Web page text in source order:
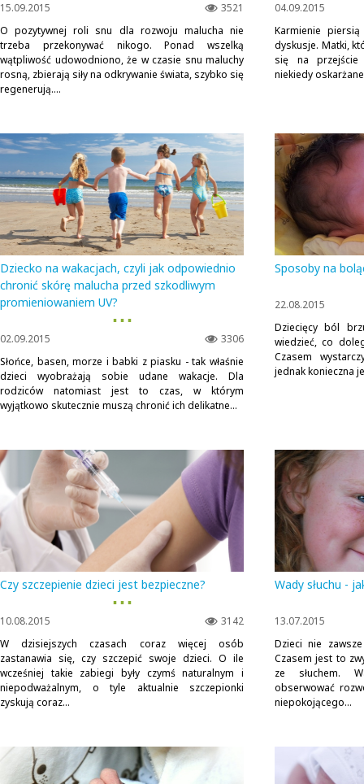
3521
15.09.2015
O pozytywnej roli snu dla rozwoju malucha nie
trzeba przekonywać nikogo. Ponad wszelką
wątpliwość udowodniono, że w czasie snu maluchy
rosną, zbierają siły na odkrywanie świata, szybko się
regenerują....
04.09.2015
Karmienie
dyskusje. Matki,
się na
niekiedy
Dziecko na wakacjach, czyli jak odpowiednio
chronić skórę malucha przed szkodliwym
promieniowaniem UV?
▪ ▪ ▪
3306
02.09.2015
Słońce, basen, morze i babki z piasku - tak właśnie
dzieci wyobrażają sobie udane wakacje. Dla
rodziców natomiast jest to czas, w którym
wyjątkowo skutecznie muszą chronić ich delikatne...
Sposoby na
22.08.2015
Dziecięcy ból
wiedzieć, co
Czasem
jednak konieczna
Czy szczepienie dzieci jest bezpieczne?
▪ ▪ ▪
3142
10.08.2015
W dzisiejszych czasach coraz więcej osób
zastanawia się, czy szczepić swoje dzieci. O ile
wcześniej takie zabiegi były czymś naturalnym i
niepodważalnym, o tyle aktualnie szczepionki
zyskują coraz...
Wady słuchu -
13.07.2015
Dzieci nie
Czasem jest to
ze słuchem.
obserwować
niepokojącego...